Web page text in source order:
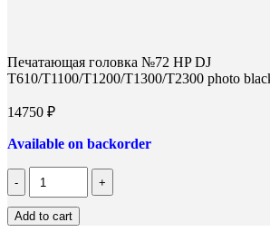
Печатающая головка №72 HP DJ
T610/T1100/T1200/T1300/T2300 photo
14750 ₽
Available on backorder
Количество
Печатающая
головка
№72
Add to cart